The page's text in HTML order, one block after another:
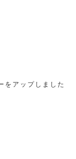
をアップしました